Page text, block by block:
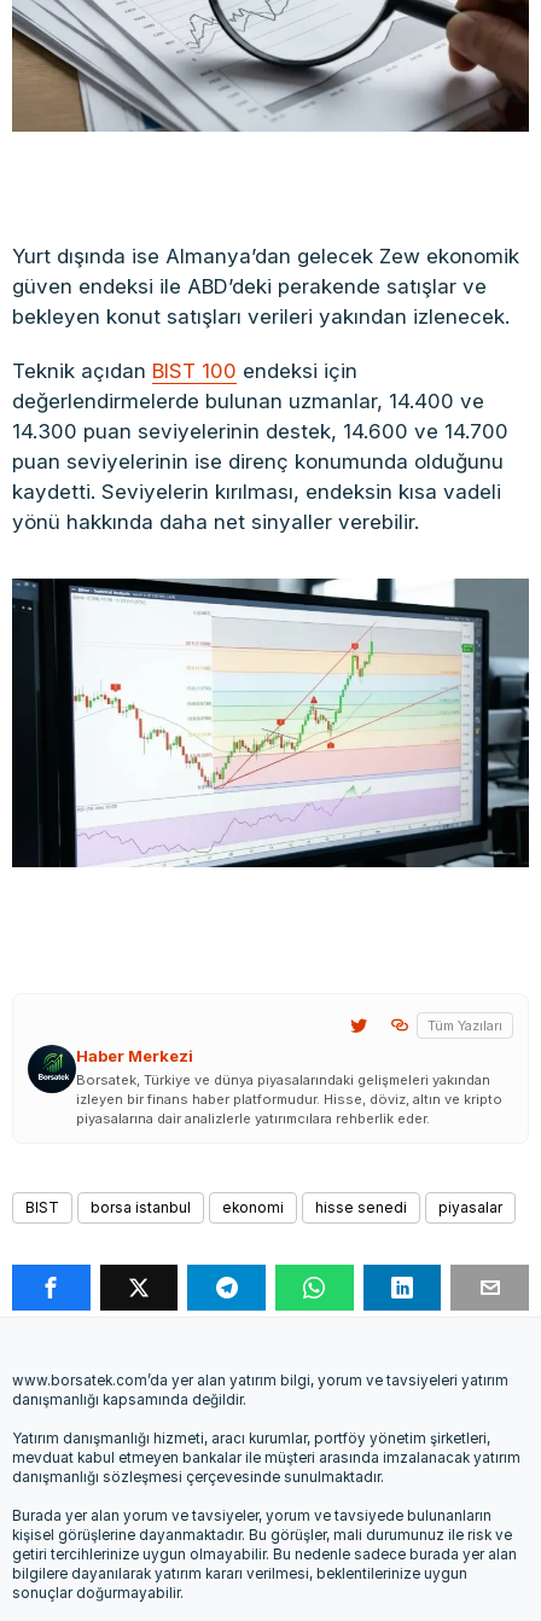
Yurt dışında ise Almanya’dan gelecek Zew ekonomik
güven endeksi ile ABD’deki perakende satışlar ve
bekleyen konut satışları verileri yakından izlenecek.
Teknik açıdan BIST 100 endeksi için
değerlendirmelerde bulunan uzmanlar, 14.400 ve
14.300 puan seviyelerinin destek, 14.600 ve 14.700
puan seviyelerinin ise direnç konumunda olduğunu
kaydetti. Seviyelerin kırılması, endeksin kısa vadeli
yönü hakkında daha net sinyaller verebilir.
Haber Merkezi
Tüm Yazıları
Borsatek, Türkiye ve dünya piyasalarındaki gelişmeleri yakından
izleyen bir finans haber platformudur. Hisse, döviz, altın ve kripto
piyasalarına dair analizlerle yatırımcılara rehberlik eder.
BIST borsa istanbul ekonomi hisse senedi piyasalar
www.borsatek.com’da yer alan yatırım bilgi, yorum ve tavsiyeleri yatırım
danışmanlığı kapsamında değildir.
Yatırım danışmanlığı hizmeti, aracı kurumlar, portföy yönetim şirketleri,
mevduat kabul etmeyen bankalar ile müşteri arasında imzalanacak yatırım
danışmanlığı sözleşmesi çerçevesinde sunulmaktadır.
Burada yer alan yorum ve tavsiyeler, yorum ve tavsiyede bulunanların
kişisel görüşlerine dayanmaktadır. Bu görüşler, mali durumunuz ile risk ve
getiri tercihlerinize uygun olmayabilir. Bu nedenle sadece burada yer alan
bilgilere dayanılarak yatırım kararı verilmesi, beklentilerinize uygun
sonuçlar doğurmayabilir.